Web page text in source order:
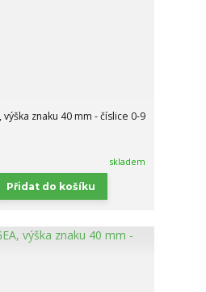
znaku 40 mm - číslice 0-9
skladem
Přidat do košíku